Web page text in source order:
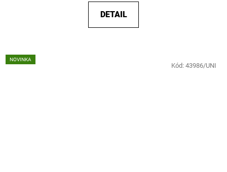
DETAIL
NOVINKA
Kód: 43986/UNI